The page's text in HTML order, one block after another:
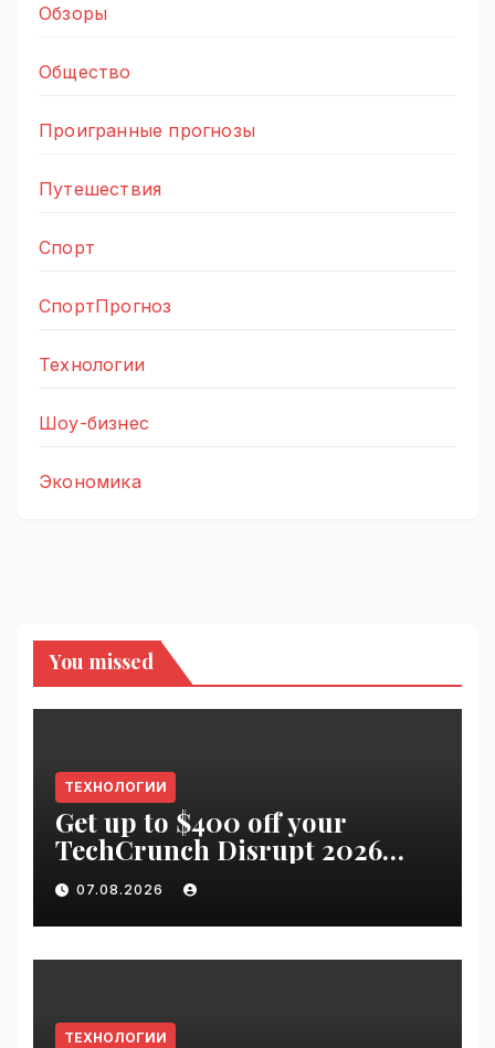
Обзоры
Общество
Проигранные прогнозы
Путешествия
Спорт
СпортПрогноз
Технологии
Шоу-бизнес
Экономика
You missed
ТЕХНОЛОГИИ
Get up to $400 off your
TechCrunch Disrupt 2026
pass until tomorrow |
VseTime.ru
07.08.2026
ТЕХНОЛОГИИ